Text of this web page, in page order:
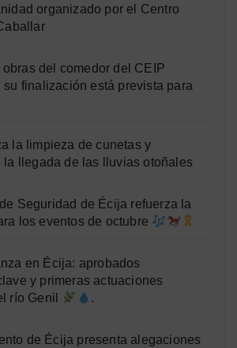
organizado por el Centro
del comedor del CEIP
finalización está prevista para
la limpieza de cunetas y
la llegada de las lluvias otoñales
Seguridad de Écija refuerza la
los eventos de octubre
en Écija: aprobados
y primeras actuaciones
río Genil
.
de Écija presenta alegaciones